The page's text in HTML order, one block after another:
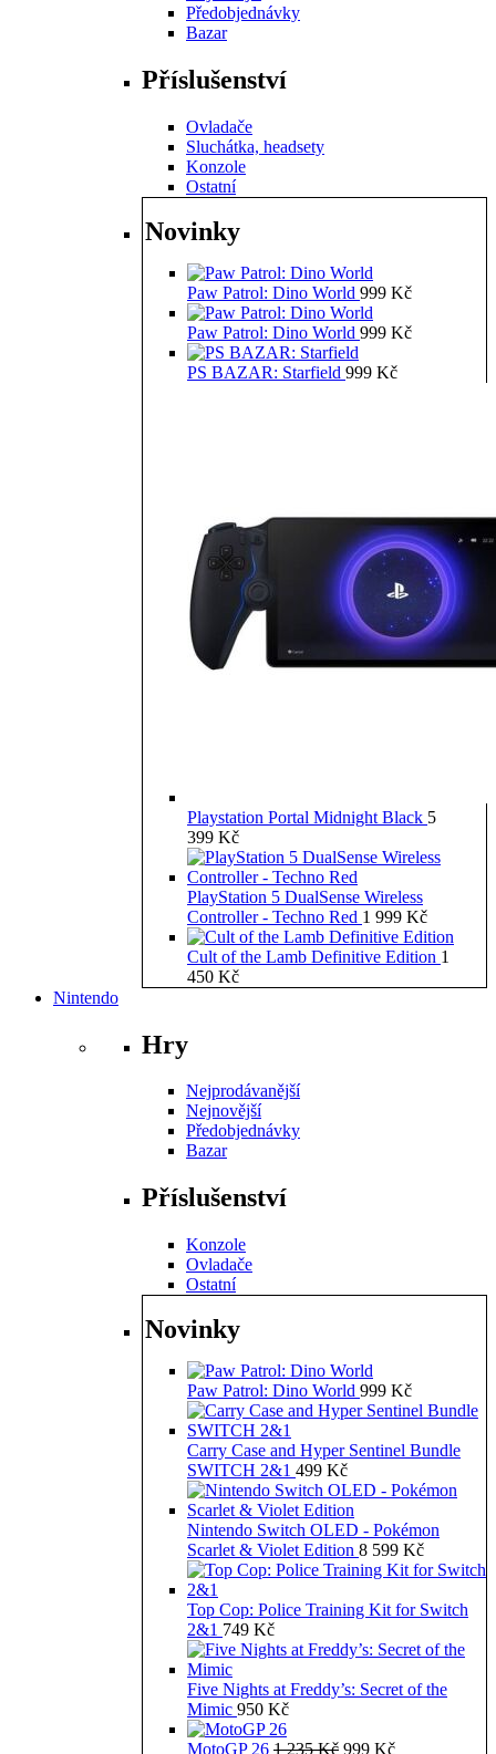
Předobjednávky
Bazar
Příslušenství
Ovladače
Sluchátka, headsety
Konzole
Ostatní
Novinky
Paw Patrol: Dino World 999 Kč
Paw Patrol: Dino World 999 Kč
PS BAZAR: Starfield 999 Kč
Playstation Portal Midnight Black 5
399 Kč
PlayStation 5 DualSense Wireless
Controller - Techno Red 1 999 Kč
Cult of the Lamb Definitive Edition 1
450 Kč
Nintendo
Hry
Nejprodávanější
Nejnovější
Předobjednávky
Bazar
Příslušenství
Konzole
Ovladače
Ostatní
Novinky
Paw Patrol: Dino World 999 Kč
Carry Case and Hyper Sentinel Bundle
SWITCH 2&1 499 Kč
Nintendo Switch OLED - Pokémon
Scarlet & Violet Edition 8 599 Kč
Top Cop: Police Training Kit for Switch
2&1 749 Kč
Five Nights at Freddy’s: Secret of the
Mimic 950 Kč
MotoGP 26 1 235Kč Původní
999 KčAktuální